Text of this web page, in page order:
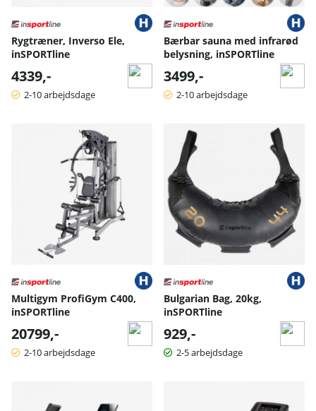
Rygtræner, Inverso Ele,
inSPORTline
4339,-
2-10 arbejdsdage
Bærbar sauna med infrarød
belysning, inSPORTline
3499,-
2-10 arbejdsdage
Multigym ProfiGym C400,
inSPORTline
20799,-
2-10 arbejdsdage
Bulgarian Bag, 20kg,
inSPORTline
929,-
2-5 arbejdsdage